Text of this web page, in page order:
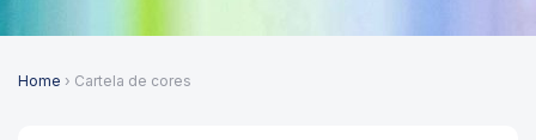
Home › Cartela de cores